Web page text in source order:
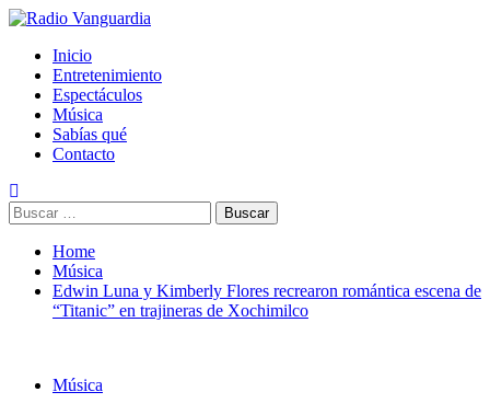
Skip
content
Radio Vanguardia
Tu música y mucho mas
Primary
Menu
Inicio
Entretenimiento
Espectáculos
Música
Sabías qué
Contacto
Buscar:
Home
Música
Edwin Luna y Kimberly Flores recrearon romántica escena de
“Titanic” en trajineras de Xochimilco
Música